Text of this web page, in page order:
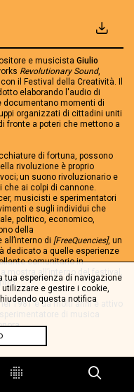
e musicista Giulio
Revolutionary Sound,
il Festival della Creatività. Il
elaborando l'audio di
documentano momenti di
organizzati di cittadini uniti
fronte a poteri che mettono a
di fortuna, possono
rivoluzione è proprio
un suono rivoluzionario e
ai colpi di cannone.
musicisti e sperimentatori
e sugli individui che
politico, economico,
della
di [FreeQuencies], un
dedicato a quelle esperienze
comunitario in
mostra all’interno del festival,
1981 e da molti anni è attivo
di musica
tua esperienza di navigazione
e gestire i cookie,
questa notifica